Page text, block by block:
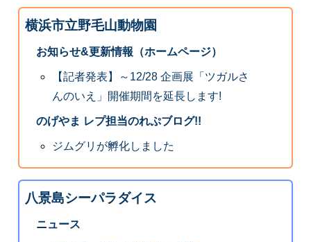
横浜市立野毛山動物園
お知らせ&更新情報（ホームページ）
【記者発表】～12/28 企画展「ツガルさ
んのいえ」開催期間を延長します!
のげやま レプ担当のれぷブログ!!
ジムグリが孵化しました
八景島シーパラダイス
ニュース